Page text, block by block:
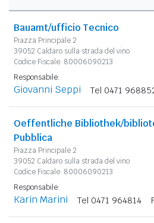
Bauamt/ufficio Tecnico
Piazza Principale 2
39052 Caldaro sulla strada del vino
Codice Fiscale: 80006090213
Responsabile:
Giovanni Seppi Tel 0471
Oeffentliche Bibliothek/
Pubblica
Piazza Principale 2
39052 Caldaro sulla strada del vino
Codice Fiscale: 80006090213
Responsabile:
Karin Marini Tel 0471 964814